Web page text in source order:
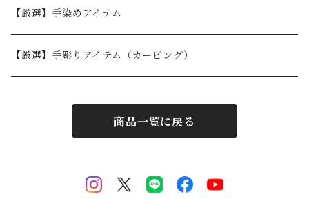
30,001円〜
【厳選】手染めアイテム
【厳選】手彫りアイテム（カービング）
商品一覧に戻る